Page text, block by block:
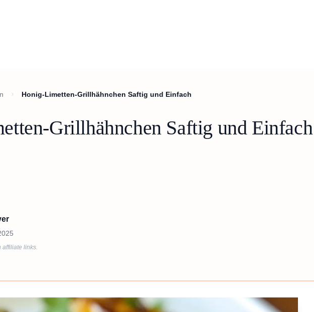
Honig-Limetten-Grillhähnchen Saftig und Einfach
Grillhähnchen Saftig und Einfach
affiliate links.